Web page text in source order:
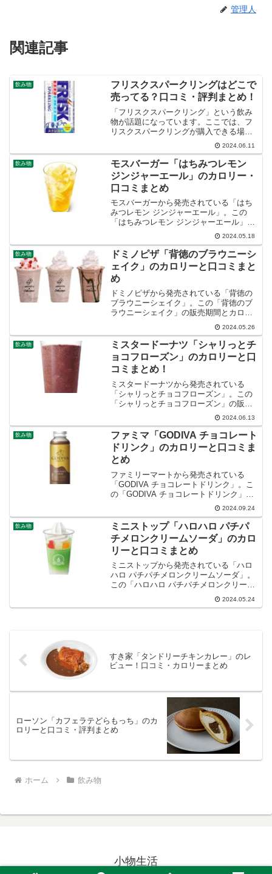
管理人
関連記事
飲み物
フリスクスパークリングはどこで
売ってる？口コミ・評判まとめ！
「フリスクスパークリング」という飲み
物が話題になっています。ここでは、フ
リスクスパークリングが購入できる場所
と口コミ・評判など紹介します。2024.06.11
飲み物
モスバーガー「はちみつレモン
ジンジャーエール」のカロリー・
口コミまとめ
モスバーガーから発売されている「はち
みつレモン ジンジャーエール」。この
「はちみつレモン ジンジャーエール」の
販売期間やカロリー・口コミなど紹介し
2024.05.18
飲み物
ドミノピザ「背徳のブラウニーシ
ェイク」のカロリーと口コミまと
め
ドミノピザから発売されている「背徳の
ブラウニーシェイク」。この「背徳のブ
ラウニーシェイク」の販売期間とカロリ
2024.05.26
飲み物
ミスタードーナツ「シャリっとチ
ョコフローズン」のカロリーと口
コミまとめ！
ミスタードーナツから発売されている
「シャリっとチョコフローズン」。この
「シャリっとチョコフローズン」の販売
期間やカロリー、口コミ・評判など紹介
2024.06.13
飲み物
ファミマ「GODIVA チョコレート
ドリンク」のカロリーと口コミま
とめ
ファミリーマートから発売されている
「GODIVA チョコレートドリンク」。こ
の「GODIVA チョコレートドリンク」の
販売期間やカロリー、口コミ・評判など
2024.09.24
飲み物
ミニストップ「ハロハロ パチパ
チメロンクリームソーダ」のカロ
リーと口コミまとめ
ミニストップから発売されている「ハロ
ハロ パチパチメロンクリームソーダ」。
この「ハロハロ パチパチメロンクリーム
ソーダ」のカロリーと口コミなど紹介し
2024.05.24
すき家「タンドリーチキンカレー」のレ
ビュー！口コミ・カロリーまとめ
ローソン「カフェラテどらもっち」のカ
ロリーと口コミ・評判まとめ
ホーム 飲み物
小物生活